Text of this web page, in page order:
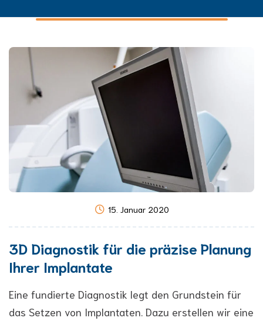
15. Januar 2020
3D Diagnostik für die präzise Planung
Ihrer Implantate
Eine fundierte Diagnostik legt den Grundstein für
das Setzen von Implantaten. Dazu erstellen wir eine